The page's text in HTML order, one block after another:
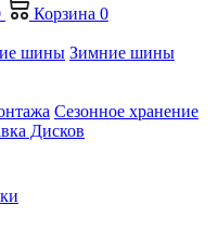
Корзина 0
шины Зимние шины
Сезонное хранение
Дисков